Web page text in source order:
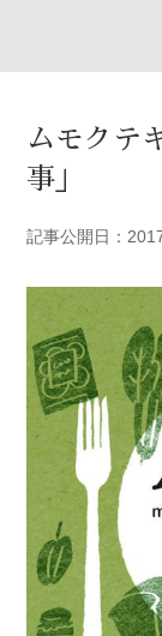
ムモクテ
事」
記事公開日：